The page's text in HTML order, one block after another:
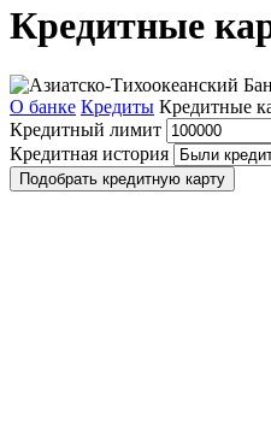
Кредитные
О банке Кредиты Кредитные
Кредитный лимит
Кредитная история
Подобрать кредитную карту